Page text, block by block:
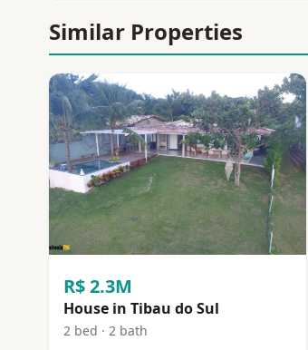
Similar Properties
R$ 2.3M
House in Tibau do Sul
2 bed · 2 bath